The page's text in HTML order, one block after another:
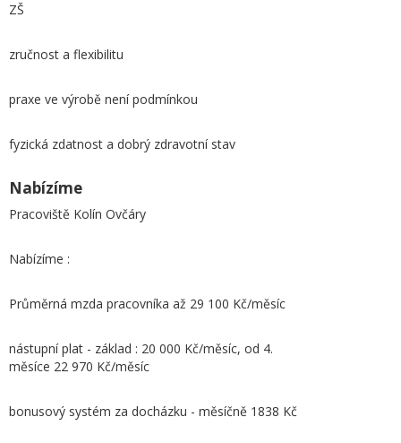
ZŠ
zručnost a flexibilitu
praxe ve výrobě není podmínkou
fyzická zdatnost a dobrý zdravotní stav
Nabízíme
Pracoviště Kolín Ovčáry
Nabízíme :
Průměrná mzda pracovníka až 29 100 Kč/měsíc
nástupní plat - základ : 20 000 Kč/měsíc, od 4.
měsíce 22 970 Kč/měsíc
bonusový systém za docházku - měsíčně 1838 Kč